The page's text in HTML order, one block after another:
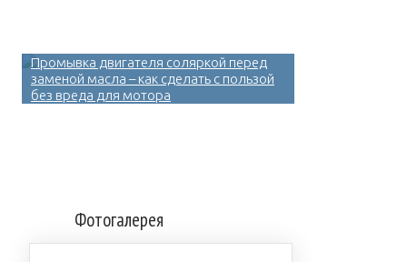
Промывка двигателя соляркой перед
заменой масла – как сделать с пользой
без вреда для мотора
Фотогалерея